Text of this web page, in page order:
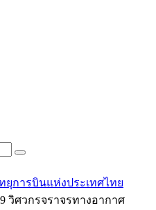
การบินแห่งประเทศไทย
วิศวกรจราจรทางอากาศ